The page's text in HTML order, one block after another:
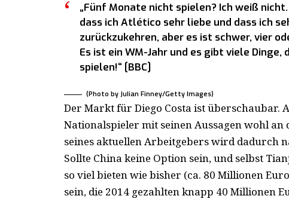
„Fünf Monate nicht spielen? Ich weiß
dass ich Atlético sehr liebe und dass ich
zurückzukehren, aber es ist schwer, vier
Es ist ein WM-Jahr und es gibt viele Dinge,
spielen!“ [BBC]
(Photo by Julian Finney/Getty Images)
Der Markt für Diego Costa ist überschaubar.
Nationalspieler mit seinen Aussagen wohl
seines aktuellen Arbeitgebers wird dadurch
Sollte China keine Option sein, und selbst
so viel bieten wie bisher (ca. 80 Millionen
sein, die 2014 gezahlten knapp 40 Millionen